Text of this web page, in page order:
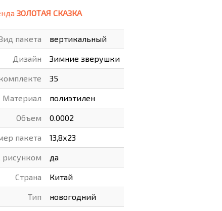
И ОСВЕЩЕНИЕ
ЗОЛОТАЯ СКАЗКА
пакета вертикальный
Дизайн Зимние зверушки
35
Материал полиэтилен
Объем 0.0002
пакета 13,8х23
рисунком да
Страна Китай
Тип новогодний